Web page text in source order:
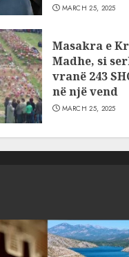
MARCH 25, 2025
Masakra e
Madhe, si
vranë 243
në një vend
MARCH 25, 2025